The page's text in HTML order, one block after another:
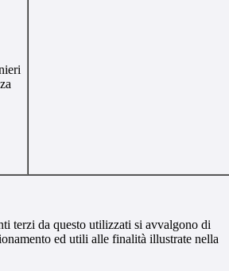
terzi da questo utilizzati si avvalgono di
ed utili alle finalità illustrate nella